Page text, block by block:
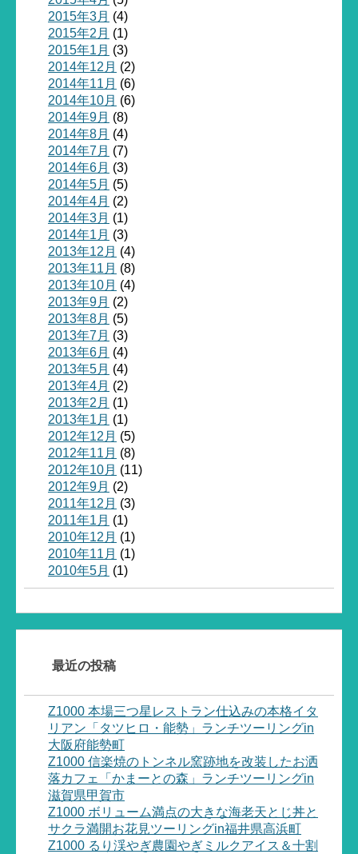
2015年3月 (4)
2015年2月 (1)
2015年1月 (3)
2014年12月 (2)
2014年11月 (6)
2014年10月 (6)
2014年9月 (8)
2014年8月 (4)
2014年7月 (7)
2014年6月 (3)
2014年5月 (5)
2014年4月 (2)
2014年3月 (1)
2014年1月 (3)
2013年12月 (4)
2013年11月 (8)
2013年10月 (4)
2013年9月 (2)
2013年8月 (5)
2013年7月 (3)
2013年6月 (4)
2013年5月 (4)
2013年4月 (2)
2013年2月 (1)
2013年1月 (1)
2012年12月 (5)
2012年11月 (8)
2012年10月 (11)
2012年9月 (2)
2011年12月 (3)
2011年1月 (1)
2010年12月 (1)
2010年11月 (1)
2010年5月 (1)
最近の投稿
Z1000 本場三つ星レストラン仕込みの本格イタ
リアン「タツヒロ・能勢」ランチツーリングin
大阪府能勢町
Z1000 信楽焼のトンネル窯跡地を改装したお洒
落カフェ「かまーとの森」ランチツーリングin
滋賀県甲賀市
Z1000 ボリューム満点の大きな海老天とじ丼と
サクラ満開お花見ツーリングin福井県高浜町
Z1000 るり渓やぎ農園やぎミルクアイス＆十割